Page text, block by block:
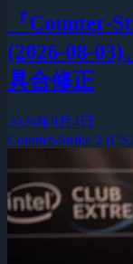
『Counter-
(2026-08-
具合修正
2026年8月4日
Counter-Strike 2